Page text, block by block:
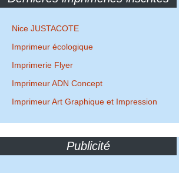
articles
Nice JUSTACOTE
Imprimeur écologique
Imprimerie Flyer
Imprimeur ADN Concept
Imprimeur Art Graphique et Impression
Publicité